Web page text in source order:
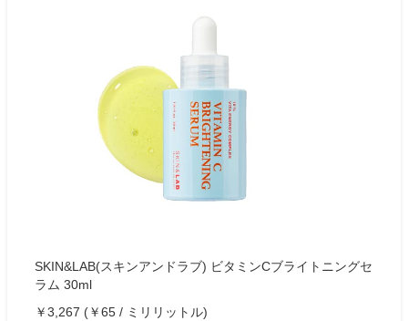
SKIN&LAB(スキンアンドラブ) ビタミンCブライトニングセ
ラム 30ml
￥3,267 (￥65 / ミリリットル)